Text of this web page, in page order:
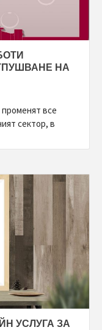
НА
все
сектор, в
УСЛУГА ЗА